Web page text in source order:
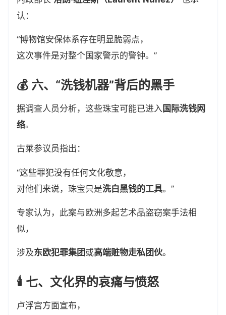
认：
“博物馆安保体系存在明显脆弱点，
这次事件是对整个国家警示的警钟。”
💰 六、“洗钱机器”背后的黑手
据调查人员分析，这些珠宝可能已进入国际洗钱网
络。
古莱参议员指出：
“这些罪犯没有任何文化敬意，
对他们来说，珠宝只是洗白黑钱的工具。”
专家认为，此案与欧洲多起艺术品盗窃案手法相
似，
涉及东欧犯罪集团或高端赃物走私团伙。
🕯️ 七、文化界的哀痛与愤怒
卢浮宫方面宣布，